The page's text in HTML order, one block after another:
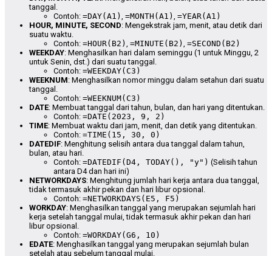
tanggal.
Contoh: =DAY(A1) =MONTH(A1) =YEAR(A1)
HOUR, MINUTE, SECOND: Mengekstrak jam, menit, atau detik dari
suatu waktu.
Contoh: =HOUR(B2) =MINUTE(B2) =SECOND(B2)
WEEKDAY: Menghasilkan hari dalam seminggu (1 untuk Minggu, 2
untuk Senin, dst.) dari suatu tanggal.
Contoh: =WEEKDAY(C3)
WEEKNUM: Menghasilkan nomor minggu dalam setahun dari suatu
tanggal.
Contoh: =WEEKNUM(C3)
DATE: Membuat tanggal dari tahun, bulan, dan hari yang ditentukan.
Contoh: =DATE(2023, 9, 2)
TIME: Membuat waktu dari jam, menit, dan detik yang ditentukan.
Contoh: =TIME(15, 30, 0)
DATEDIF: Menghitung selisih antara dua tanggal dalam tahun,
bulan, atau hari.
Contoh: =DATEDIF(D4, TODAY(), "y") (Selisih tahun
antara D4 dan hari ini)
NETWORKDAYS: Menghitung jumlah hari kerja antara dua tanggal,
tidak termasuk akhir pekan dan hari libur opsional.
Contoh: =NETWORKDAYS(E5, F5)
WORKDAY: Menghasilkan tanggal yang merupakan sejumlah hari
kerja setelah tanggal mulai, tidak termasuk akhir pekan dan hari
libur opsional.
Contoh: =WORKDAY(G6, 10)
EDATE: Menghasilkan tanggal yang merupakan sejumlah bulan
setelah atau sebelum tanggal mulai.